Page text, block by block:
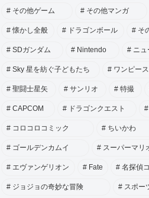
その他ゲーム その他マンガ
懐かし全般 ドラゴンボール そ
SDガンダム Nintendo ニュ
Sky 星を紡ぐ子どもたち ワンピース
聖闘士星矢 サンリオ 特撮
CAPCOM ドラゴンクエスト
コロコロコミック ちいかわ
ゴールデンカムイ スーパーマリ
エヴァンゲリオン Fate 名探偵
ジョジョの奇妙な冒険 スポー